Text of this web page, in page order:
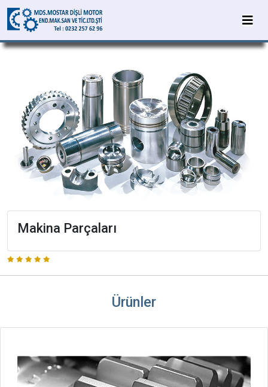
Makina Parçaları
Ürünler